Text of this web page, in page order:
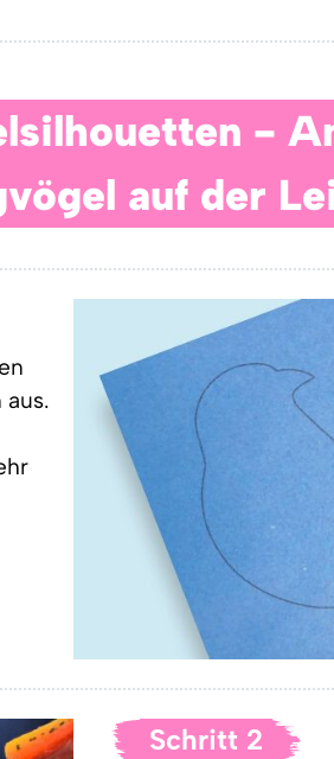
-
auf der
Schritt 2